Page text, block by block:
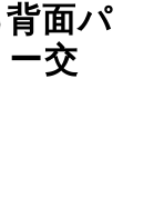
面パ
交